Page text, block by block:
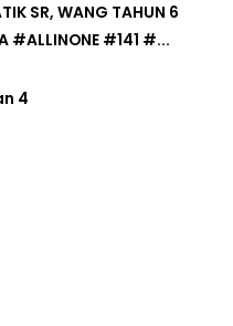
SR, WANG TAHUN 6
#ALLINONE #141 #...
4